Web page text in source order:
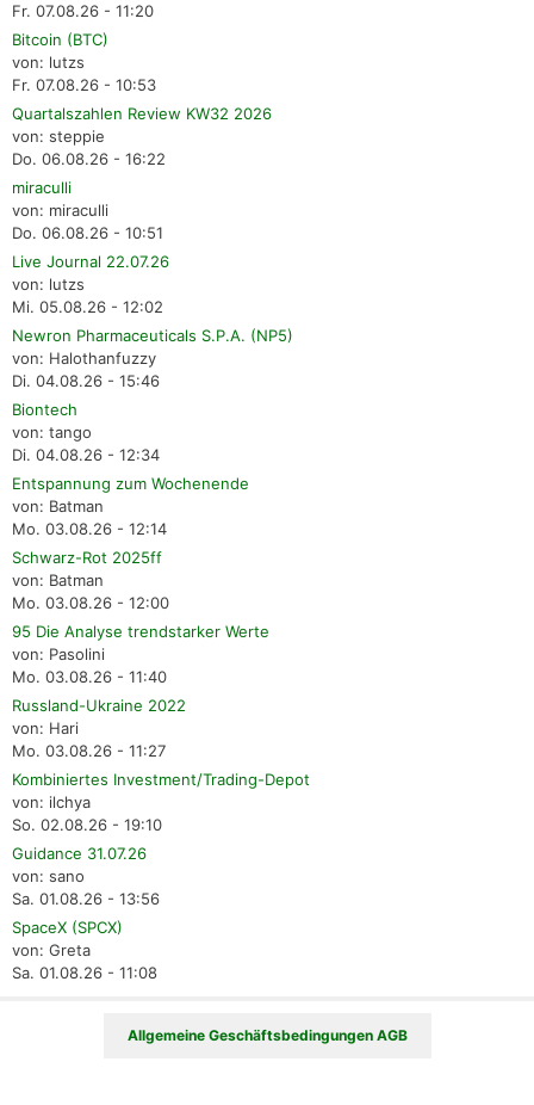
Fr. 07.08.26 - 11:20
Bitcoin (BTC)
von: lutzs
Fr. 07.08.26 - 10:53
Quartalszahlen Review KW32 2026
von: steppie
Do. 06.08.26 - 16:22
miraculli
von: miraculli
Do. 06.08.26 - 10:51
Live Journal 22.07.26
von: lutzs
Mi. 05.08.26 - 12:02
Newron Pharmaceuticals S.P.A. (NP5)
von: Halothanfuzzy
Di. 04.08.26 - 15:46
Biontech
von: tango
Di. 04.08.26 - 12:34
Entspannung zum Wochenende
von: Batman
Mo. 03.08.26 - 12:14
Schwarz-Rot 2025ff
von: Batman
Mo. 03.08.26 - 12:00
95 Die Analyse trendstarker Werte
von: Pasolini
Mo. 03.08.26 - 11:40
Russland-Ukraine 2022
von: Hari
Mo. 03.08.26 - 11:27
Kombiniertes Investment/Trading-Depot
von: ilchya
So. 02.08.26 - 19:10
Guidance 31.07.26
von: sano
Sa. 01.08.26 - 13:56
SpaceX (SPCX)
von: Greta
Sa. 01.08.26 - 11:08
Allgemeine Geschäftsbedingungen AGB